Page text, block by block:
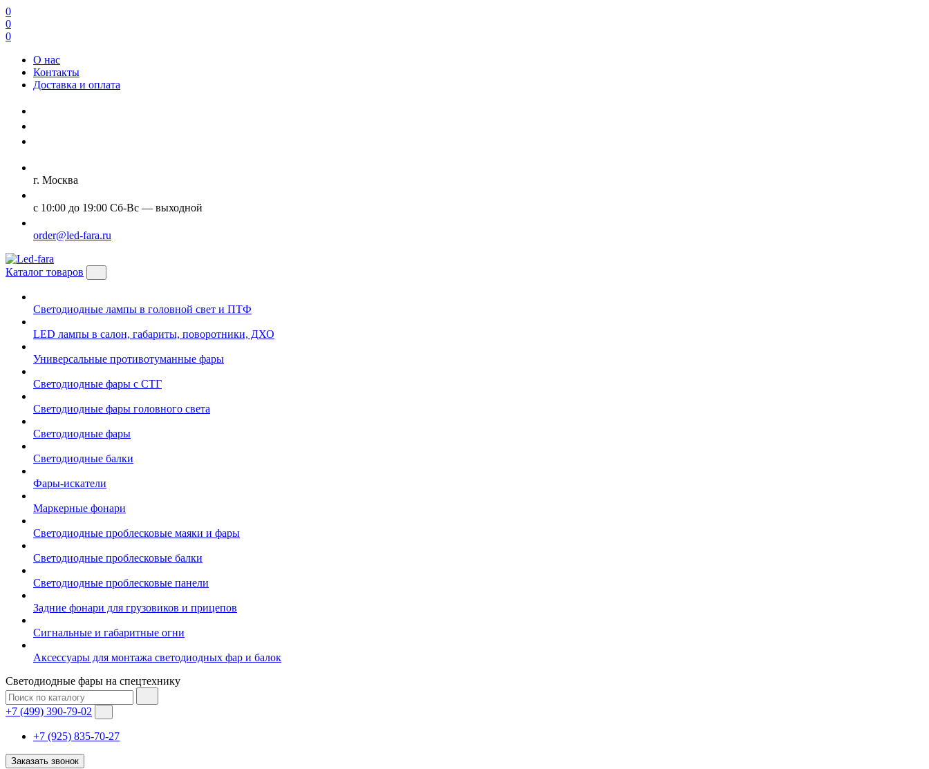
0
0
0
О нас
Контакты
Доставка и оплата
г. Москва
с 10:00 до 19:00 Сб-Вс — выходной
order@led-fara.ru
Каталог товаров
Светодиодные лампы в головной свет и ПТФ
LED лампы в салон, габариты, поворотники, ДХО
Универсальные противотуманные фары
Светодиодные фары с СТГ
Светодиодные фары головного света
Светодиодные фары
Светодиодные балки
Фары-искатели
Маркерные фонари
Светодиодные проблесковые маяки и фары
Светодиодные проблесковые балки
Светодиодные проблесковые панели
Задние фонари для грузовиков и прицепов
Сигнальные и габаритные огни
Аксессуары для монтажа светодиодных фар и балок
Светодиодные фары на спецтехнику
+7 (499) 390-79-02
+7 (925) 835-70-27
Заказать звонок